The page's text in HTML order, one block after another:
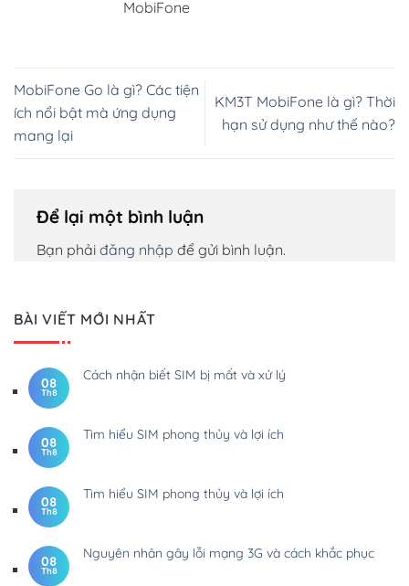
MobiFone
MobiFone Go là gì? Các tiện
ích nổi bật mà ứng dụng
mang lại
KM3T MobiFone là gì? Thời
hạn sử dụng như thế nào?
Để lại một bình luận
Bạn phải đăng nhập để gửi bình luận.
BÀI VIẾT MỚI NHẤT
08
Th8
Cách nhận biết SIM bị mất và xử lý
08
Th8
Tìm hiểu SIM phong thủy và lợi ích
08
Th8
Tìm hiểu SIM phong thủy và lợi ích
08
Th8
Nguyên nhân gây lỗi mạng 3G và cách khắc phục